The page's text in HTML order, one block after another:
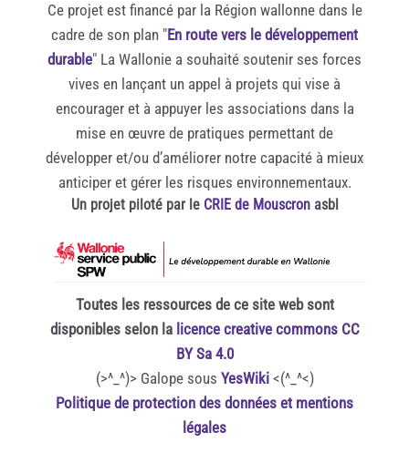
Ce projet est financé par la Région wallonne dans le
cadre de son plan "En route vers le développement
durable" La Wallonie a souhaité soutenir ses forces
vives en lançant un appel à projets qui vise à
encourager et à appuyer les associations dans la
mise en œuvre de pratiques permettant de
développer et/ou d’améliorer notre capacité à mieux
anticiper et gérer les risques environnementaux.
Un projet piloté par le CRIE de Mouscronasbl
Toutes les ressources de ce site web sont
disponibles selon la licence creative commons CC
BY Sa 4.0
(>^_^)> Galope sous YesWiki<(^_^<)
Politique de protection des données et mentions
légales